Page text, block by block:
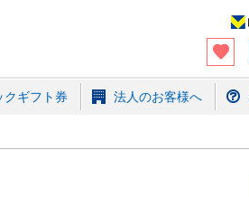
クギフト券 法人のお客様へ